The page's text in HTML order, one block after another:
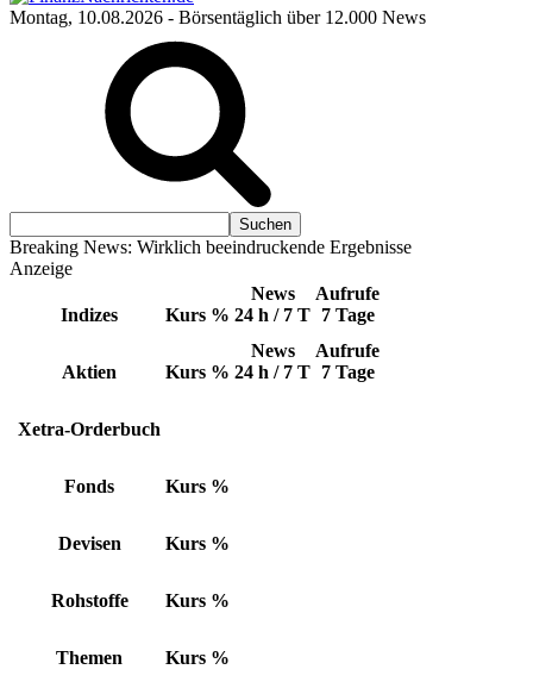
Montag, 10.08.2026 - Börsentäglich über 12.000 News
Breaking News: Wirklich beeindruckende Ergebnisse
Anzeige
Indizes Kurs %
News
24 h / 7 T
Aufrufe
7 Tage
Aktien Kurs %
News
24 h / 7 T
Aufrufe
7 Tage
Xetra-Orderbuch
Fonds Kurs %
Devisen Kurs %
Rohstoffe Kurs %
Themen Kurs %